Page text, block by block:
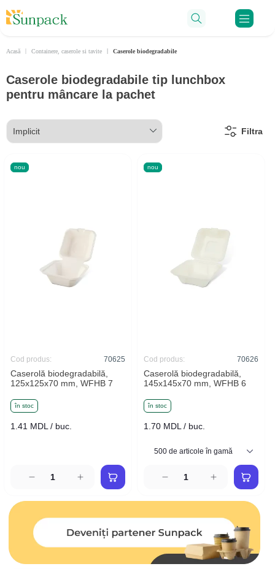
Acasă Containere, caserole si tavite Caserole biodegradabile
Caserole biodegradabile tip lunchbox
pentru mâncare la pachet
Filtra
nou
în stoc
Caserolă biodegradabilă,
125x125x70 mm, WFHB 7
Cod produs: 70625
1.41 MDL / buc.
nou
în stoc
Caserolă biodegradabilă,
145x145x70 mm, WFHB 6
Cod produs: 70626
1.70 MDL / buc.